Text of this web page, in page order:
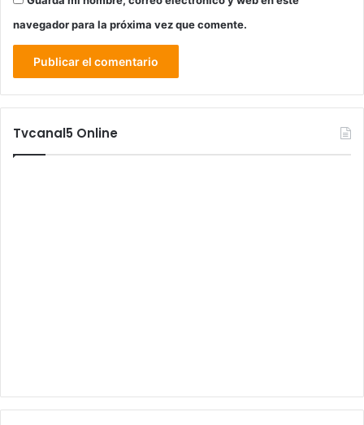
navegador para la próxima vez que comente.
Tvcanal5 Online